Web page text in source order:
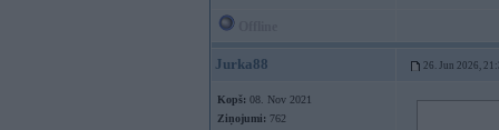
Jurka88 26. Jun 2026,
Kopš: 08. Nov 2021
Ziņojumi: 762